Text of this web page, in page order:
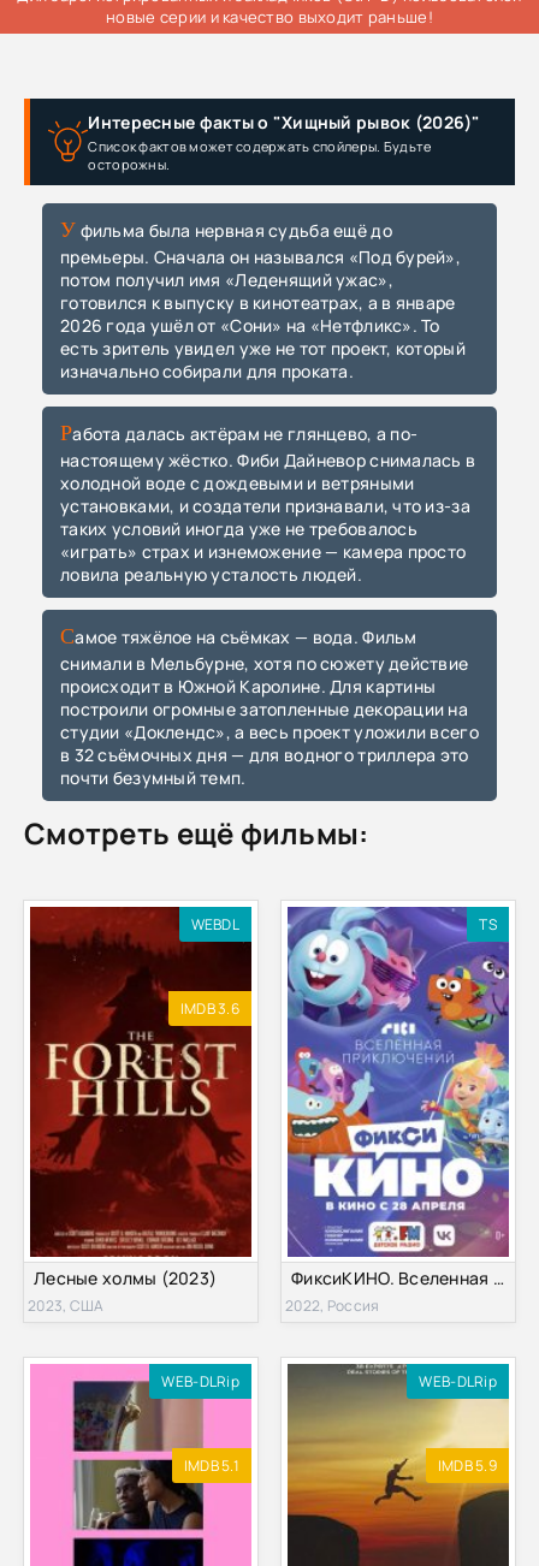
новые серии и качество выходит раньше!
Интересные факты о "Хищный рывок (2026)"
Список фактов может содержать спойлеры. Будьте
осторожны.
У фильма была нервная судьба ещё до
премьеры. Сначала он назывался «Под бурей»,
потом получил имя «Леденящий ужас»,
готовился к выпуску в кинотеатрах, а в январе
2026 года ушёл от «Сони» на «Нетфликс». То
есть зритель увидел уже не тот проект, который
изначально собирали для проката.
Работа далась актёрам не глянцево, а по-
настоящему жёстко. Фиби Дайневор снималась в
холодной воде с дождевыми и ветряными
установками, и создатели признавали, что из-за
таких условий иногда уже не требовалось
«играть» страх и изнеможение — камера просто
ловила реальную усталость людей.
Самое тяжёлое на съёмках — вода. Фильм
снимали в Мельбурне, хотя по сюжету действие
происходит в Южной Каролине. Для картины
построили огромные затопленные декорации на
студии «Доклендс», а весь проект уложили всего
в 32 съёмочных дня — для водного триллера это
почти безумный темп.
Смотреть ещё фильмы:
WEBDL
IMDB 3.6
Лесные холмы (2023)
2023, США
TS
ФиксиКИНО. Вселенная приключений (2022)
2022, Россия
WEB-DLRip
IMDB 5.1
WEB-DLRip
IMDB 5.9